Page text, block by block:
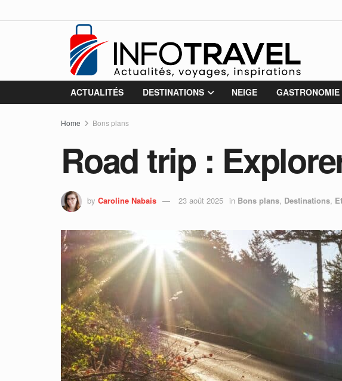
ACTUALITÉS DESTINATIONS NEIGE GASTRONOMIE
Home Bons plans
Road trip :
by Caroline Nabais 23 août 2025 in Bons plans, Destinations,